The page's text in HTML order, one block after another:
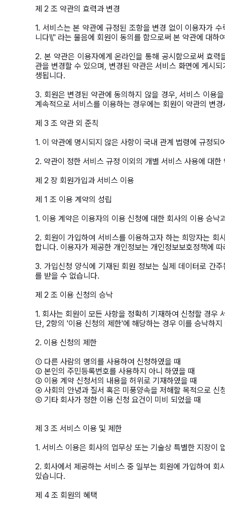
제 2 조 약관의 효력과 변경
1. 서비스는 본 약관에 규정된 조항을 변경 없이 이용자가
니다\\" 라는 물음에 회원이 동의를 함으로써 본 약관에 대하
2. 본 약관은 이용자에게 온라인을 통해 공시함으로써 효
관을 변경할 수 있으며, 변경된 약관은 서비스 화면에 게시
생됩니다.
3. 회원은 변경된 약관에 동의하지 않을 경우, 서비스 이용
계속적으로 서비스를 이용하는 경우에는 회원이 약관의 변
제 3 조 약관 외 준칙
1. 이 약관에 명시되지 않은 사항이 국내 관계 법령에 규정
2. 약관이 정한 서비스 규정 이외의 개별 서비스 사용에 대
제 2 장 회원가입과 서비스 이용
제 1 조 이용 계약의 성립
1. 이용 계약은 이용자의 이용 신청에 대한 회사의 이용 승
2. 회원이 가입하여 서비스를 이용하고자 하는 희망자는 회
합니다. 이용자가 제공한 개인정보는 개인정보보호정책에
3. 가입신청 양식에 기재된 회원 정보는 실제 데이터로 간
를 받을 수 없습니다.
제 2 조 이용 신청의 승낙
1. 회사는 회원이 모든 사항을 정확히 기재하여 신청할 경우
단, 2항의 '이용 신청의 제한'에 해당하는 경우 이를 승낙하지
2. 이용 신청의 제한
① 다른 사람의 명의를 사용하여 신청하였을 때
② 본인의 주민등록번호를 사용하지 아니 하였을 때
③ 이용 계약 신청서의 내용을 허위로 기재하였을 때
④ 사회의 안녕과 질서 혹은 미풍양속을 저해할 목적으로 신
⑤ 기타 회사가 정한 이용 신청 요건이 미비 되었을 때
제 3 조 서비스 이용 및 제한
1. 서비스 이용은 회사의 업무상 또는 기술상 특별한 지장이
2. 회사에서 제공하는 서비스 중 일부는 회원에 가입하여
있습니다.
제 4 조 회원의 혜택